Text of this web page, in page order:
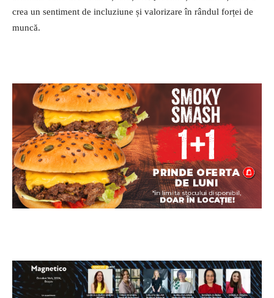
crea un sentiment de incluziune și valorizare în rândul forței de
muncă.